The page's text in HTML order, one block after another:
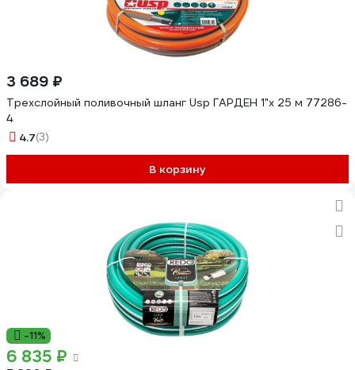
3 689 ₽
Трехслойный поливочный шланг Usp ГАРДЕН 1"х 25 м 77286-
4
4.7(3)
В корзину
-11%
6 835 ₽